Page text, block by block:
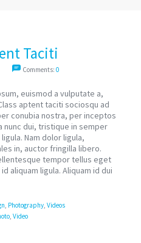
Taciti
Comments: 0
euismod a vulputate a,
aptent taciti sociosqu ad
conubia nostra, per inceptos
nunc dui, tristique in semper
Nam dolor ligula,
in, auctor fringilla libero.
tempor tellus eget
aliquam ligula. Aliquam id dui
, Photography, Videos
, Video